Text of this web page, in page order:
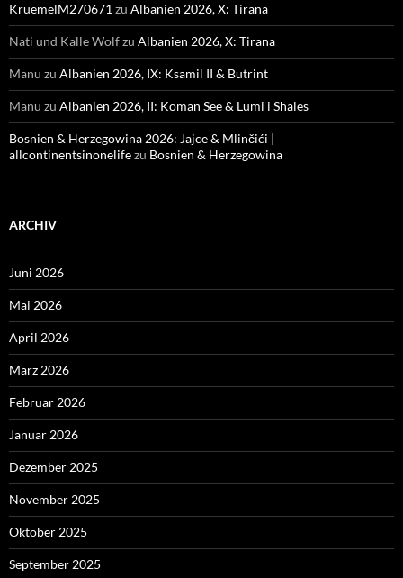
KruemelM270671 zu Albanien 2026, X: Tirana
Nati und Kalle Wolfzu Albanien 2026, X: Tirana
Manu zu Albanien 2026, IX: Ksamil II & Butrint
Manu zu Albanien 2026, II: Koman See & Lumi i Shales
Bosnien & Herzegowina 2026: Jajce & Mlinčići |
allcontinentsinonelifezu Bosnien & Herzegowina
ARCHIV
Juni 2026
Mai 2026
April 2026
März 2026
Februar 2026
Januar 2026
Dezember 2025
November 2025
Oktober 2025
September 2025